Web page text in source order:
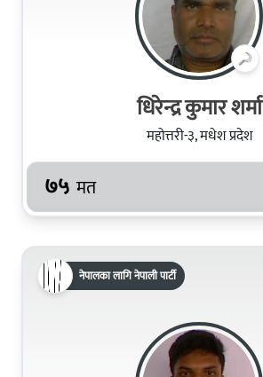
धिरेन्द्र कुमार शर्मा
महोत्तरी-३, मधेश प्रदेश
७५ मत
नेपालका लागि नेपाली पार्टी